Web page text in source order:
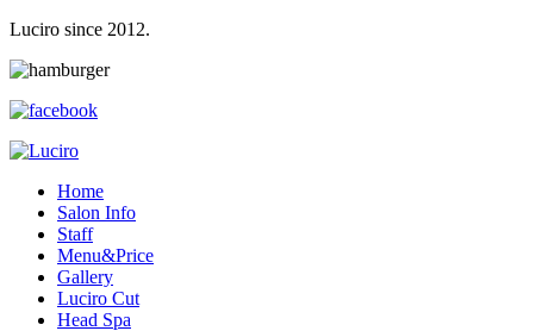
Luciro since 2012.
Home
Salon Info
Staff
Menu&Price
Gallery
Luciro Cut
Head Spa